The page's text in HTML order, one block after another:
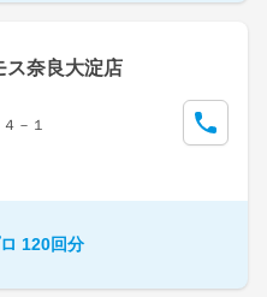
ス奈良大淀店
－１
120回分